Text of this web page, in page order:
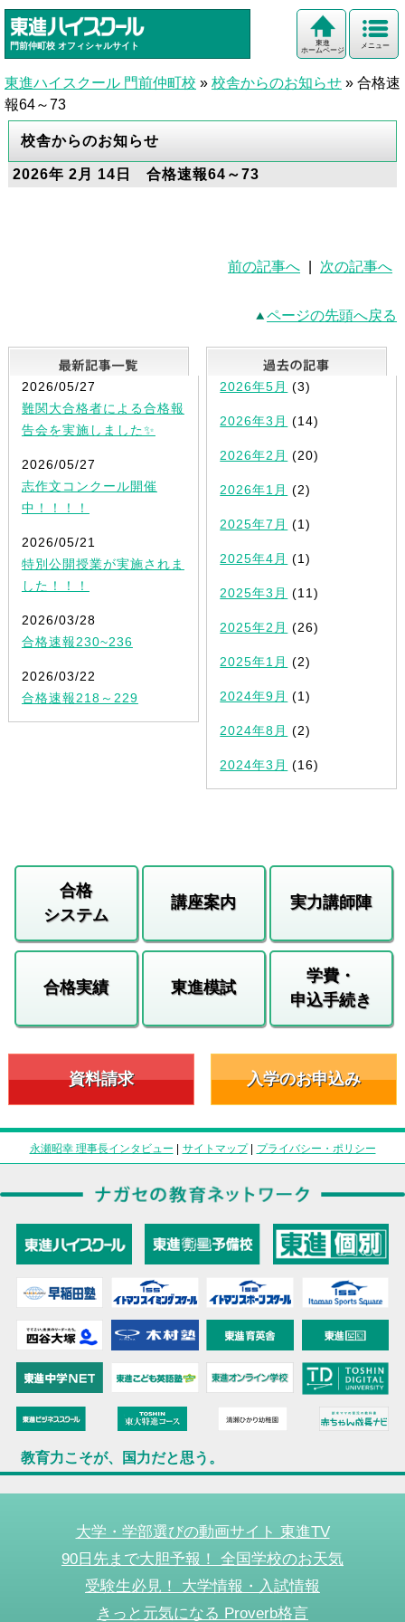
門前仲町校 オフィシャルサイト メニュー
東進
ホームページ
東進ハイスクール 門前仲町校 » 校舎からのお知らせ » 合格速
報64～73
校舎からのお知らせ
2026年 2月 14日 合格速報64～73
前の記事へ 次の記事へ
ページの先頭へ戻る
最新記事一覧
2026/05/27
難関大合格者による合格報
告会を実施しました✨
2026/05/27
志作文コンクール開催
中！！！！
2026/05/21
特別公開授業が実施されま
した！！！
2026/03/28
合格速報230~236
2026/03/22
合格速報218～229
2026年5月 (3)
2026年3月 (14)
2026年2月 (20)
2026年1月 (2)
2025年7月 (1)
2025年4月 (1)
2025年3月 (11)
2025年2月 (26)
2025年1月 (2)
2024年9月 (1)
2024年8月 (2)
2024年3月 (16)
合格
システム
講座案内 実力講師陣
合格実績 東進模試
学費・
申込手続き
資料請求 入学のお申込み
永瀬昭幸 理事長インタビュー | サイトマップ| プライバシー・ポリシー
教育力こそが、国力だと思う。
大学・学部選びの動画サイト 東進TV
90日先まで大胆予報！ 全国学校のお天気
受験生必見！ 大学情報・入試情報
きっと元気になる Proverb格言